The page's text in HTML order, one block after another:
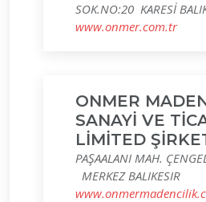
SOK.NO:20 KARESİ
www.onmer.com.tr
ONMER
SANAYİ VE
LİMİTED
PAŞAALANI MAH.
MERKEZ BALIKESIR